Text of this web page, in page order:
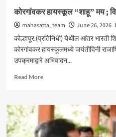
कोरगांवकर हायस्कूल “शाहू” मय ;
mahasatta_team June 26, 2026
कोल्हापूर.(प्रतिनिधी) येथील आंतर
कोरगांवकर हायस्कूलमध्ये जयंतीदिनी
उपक्रमाद्वारे अभिवादन...
Read MoreRead
कोरगांवकर
हायस्कूल
“शाहू”
मय